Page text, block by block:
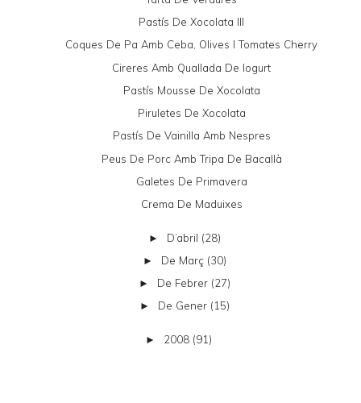
Pastís De Xocolata III
Coques De Pa Amb Ceba, Olives I Tomates Cherry
Cireres Amb Quallada De Iogurt
Pastís Mousse De Xocolata
Piruletes De Xocolata
Pastís De Vainilla Amb Nespres
Peus De Porc Amb Tripa De Bacallà
Galetes De Primavera
Crema De Maduixes
► D’abril (28)
► De Març (30)
► De Febrer (27)
► De Gener (15)
► 2008 (91)